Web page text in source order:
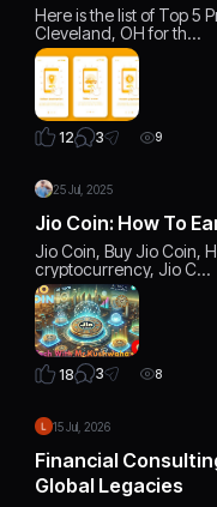
Here is the list of Top 5
Cleveland, OH for th…
12 3 9
25 Jul, 2025
Jio Coin: How To
Jio Coin, Buy Jio Coin,
cryptocurrency, Jio C…
18 3 8
15 Jul, 2026
Financial
Global Legacies